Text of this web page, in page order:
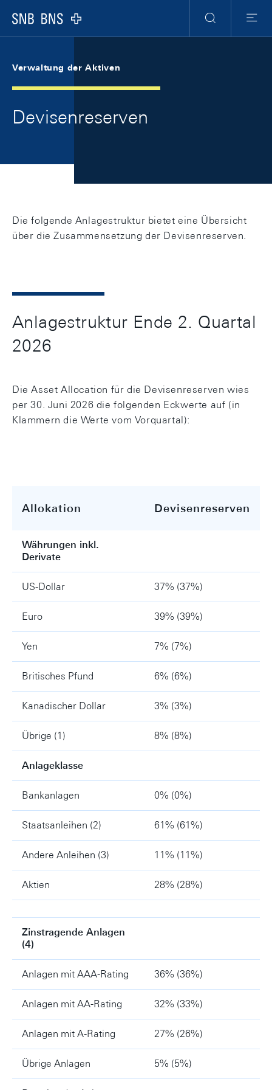
Logo
Suche
Menu
Verwaltung der Aktiven
Devisenreserven
Die folgende Anlagestruktur bietet eine Übersicht
über die Zusammensetzung der Devisenreserven.
Anlagestruktur Ende 2. Quartal
2026
Die Asset Allocation für die Devisenreserven wies
per 30. Juni 2026 die folgenden Eckwerte auf (in
Klammern die Werte vom Vorquartal):
Allokation Devisenreserven
Währungen inkl.
Derivate
US-Dollar 37% (37%)
Euro 39% (39%)
Yen 7% (7%)
Britisches Pfund 6% (6%)
Kanadischer Dollar 3% (3%)
Übrige (1) 8% (8%)
Anlageklasse
Bankanlagen 0% (0%)
Staatsanleihen (2) 61% (61%)
Andere Anleihen (3) 11% (11%)
Aktien 28% (28%)
Zinstragende Anlagen
(4)
Anlagen mit AAA-Rating 36% (36%)
Anlagen mit AA-Rating 32% (33%)
Anlagen mit A-Rating 27% (26%)
Übrige Anlagen 5% (5%)